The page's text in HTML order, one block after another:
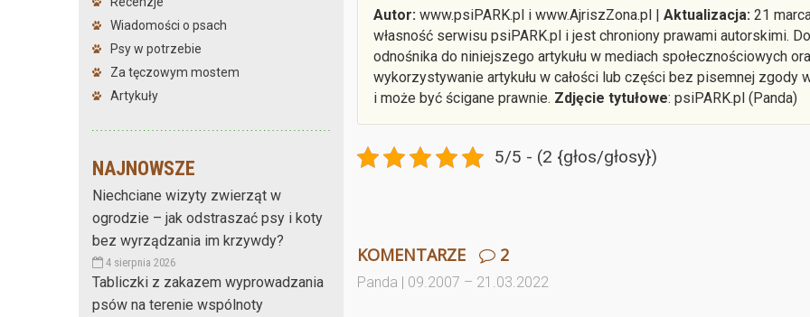
Wiadomości o psach
Psy w potrzebie
Za tęczowym mostem
Artykuły
NAJNOWSZE
Niechciane wizyty zwierząt w
ogrodzie – jak odstraszać psy i koty
bez wyrządzania im krzywdy?
4 sierpnia 2026
Tabliczki z zakazem wyprowadzania
psów na terenie wspólnoty
Autor: www.psiPARK.pl i www.AjriszZona.pl | Aktualizacja: 21
własność serwisu psiPARK.pl i jest chroniony prawami autorskimi.
odnośnika do niniejszego artykułu w mediach społecznościowych
wykorzystywanie artykułu w całości lub części bez pisemnej zgody
i może być ścigane prawnie. Zdjęcie tytułowe: psiPARK.pl (Panda)
5/5 - (2 {głos/głosy})
KOMENTARZE 2
Panda | 09.2007 – 21.03.2022